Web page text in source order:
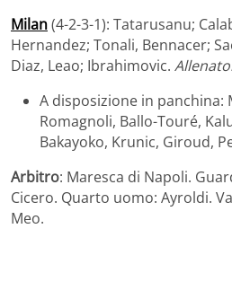
Milan(4-2-3-1): Tatarusanu;
Hernandez; Tonali, Bennacer;
Diaz, Leao; Ibrahimovic.
A disposizione in panchina:
Romagnoli, Ballo-Touré,
Bakayoko, Krunic, Giroud,
Arbitro: Maresca di Napoli.
Cicero. Quarto uomo: Ayroldi.
Meo.